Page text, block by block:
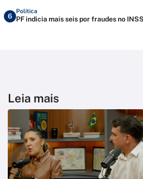
6
Política
PF indicia mais seis por fraudes no INSS
Leia mais